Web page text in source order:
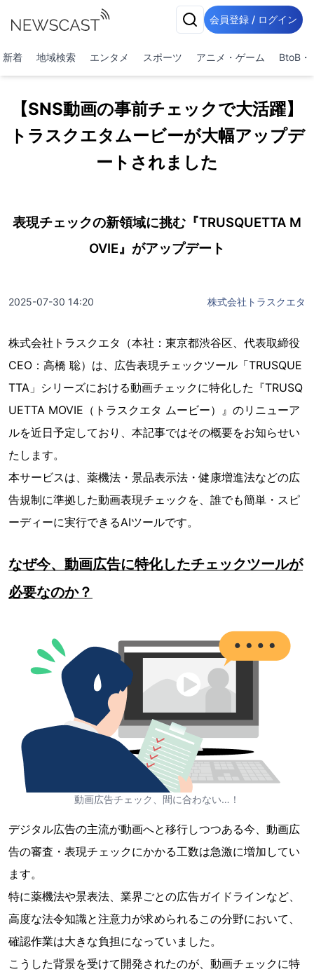
会員登録 / ログイン
新着 地域検索 エンタメ スポーツ アニメ・ゲーム BtoB・
【SNS動画の事前チェックで大活躍】
トラスクエタムービーが大幅アップデ
ートされました
表現チェックの新領域に挑む『TRUSQUETTA M
OVIE』がアップデート
2025-07-30 14:20 株式会社トラスクエタ
株式会社トラスクエタ（本社：東京都渋谷区、代表取締役
CEO：高橋 聡）は、広告表現チェックツール「TRUSQUE
TTA」シリーズにおける動画チェックに特化した『TRUSQ
UETTA MOVIE（トラスクエタ ムービー）』のリニューア
ルを近日予定しており、本記事ではその概要をお知らせい
たします。
本サービスは、薬機法・景品表示法・健康増進法などの広
告規制に準拠した動画表現チェックを、誰でも簡単・スピ
ーディーに実行できるAIツールです。
なぜ今、動画広告に特化したチェックツールが
必要なのか？
動画広告チェック、間に合わない…！
デジタル広告の主流が動画へと移行しつつある今、動画広
告の審査・表現チェックにかかる工数は急激に増加してい
ます。
特に薬機法や景表法、業界ごとの広告ガイドラインなど、
高度な法令知識と注意力が求められるこの分野において、
確認作業は大きな負担になっていました。
こうした背景を受けて開発されたのが、動画チェックに特